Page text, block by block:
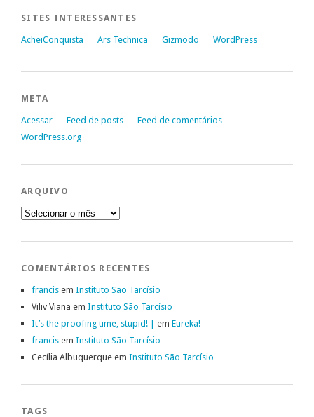
SITES INTERESSANTES
AcheiConquista Ars Technica Gizmodo WordPress
META
Acessar Feed de posts
Feed de comentários
WordPress.org
ARQUIVO
Arquivo
COMENTÁRIOS RECENTES
francis em Instituto São Tarcísio
Viliv Viana em Instituto São Tarcísio
It’s the proofing time, stupid! | em Eureka!
francis em Instituto São Tarcísio
Cecília Albuquerque em Instituto São Tarcísio
TAGS